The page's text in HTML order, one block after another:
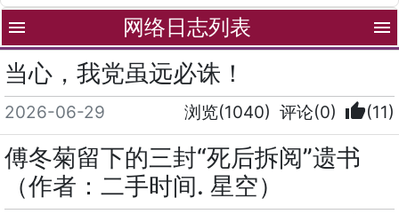
menu 网络日志列表 menu
当心，我党虽远必诛！
2026-06-29 浏览(1040) 评论(0) thumb_up(11)
傅冬菊留下的三封“死后拆阅”遗书
（作者：二手时间. 星空）